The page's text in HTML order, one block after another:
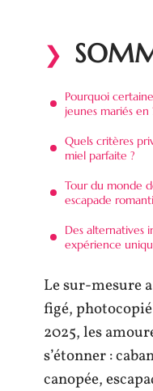
Pourquoi
jeunes mariés en
Quels critères
miel parfaite ?
Tour du monde
escapade
Des alternatives
expérience
Le sur-mesure
figé,
2025, les
s’étonner :
canopée,